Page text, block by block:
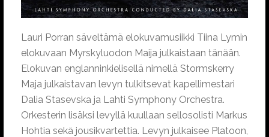
Lauri Porran säveltämä elokuvamusiikki Tiina Lymin
elokuvaan Myrskyluodon Maija julkaistaan tänään.
Elokuvan englanninkielisellä nimellä Stormskerry
Maja julkaistavan levyn tulkitsevat kapellimestari
Dalia Stasevska ja Lahti Symphony Orchestra.
Orkesterin lisäksi levyllä kuullaan sellosolisti Markus
Hohtia sekä jousikvartettia. Levyn julkaisee Platoon,